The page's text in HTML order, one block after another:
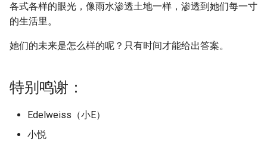
各式各样的眼光，像雨水渗透土地一样，渗透到她们每一寸
的生活里。
她们的未来是怎么样的呢？只有时间才能给出答案。
特别鸣谢：
Edelweiss（小E）
小悦